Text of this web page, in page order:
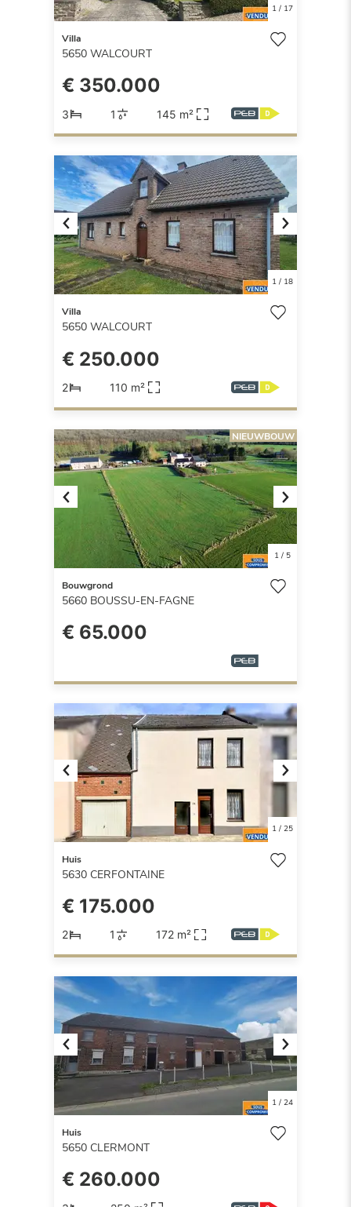
1/ 17
Villa
5650 WALCOURT
€ 350.000
3 1 145 m²
Previous Next
1/ 18
Villa
5650 WALCOURT
€ 250.000
2 110 m²
Previous Next
1/ 5
NIEUWBOUW
Bouwgrond
5660 BOUSSU-EN-FAGNE
€ 65.000
Previous Next
1/ 25
Huis
5630 CERFONTAINE
€ 175.000
2 1 172 m²
Previous Next
1/ 24
Huis
5650 CLERMONT
€ 260.000